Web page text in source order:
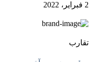
2 فبراير، 2022
تقارب